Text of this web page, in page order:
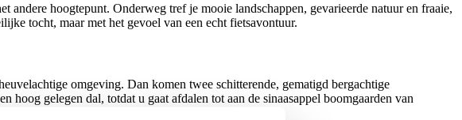
andere hoogtepunt. Onderweg tref je mooie landschappen, gevarieerde natuur en fraaie,
tocht, maar met het gevoel van een echt fietsavontuur.
omgeving. Dan komen twee schitterende, gematigd bergachtige
gelegen dal, totdat u gaat afdalen tot aan de sinaasappel boomgaarden van
ervaring.